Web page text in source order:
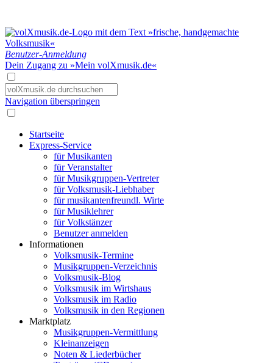
Benutzer-Anmeldung
Dein Zugang zu »Mein volXmusik.de«
Navigation überspringen
Startseite
Express-Service
für Musikanten
für Veranstalter
für Musikgruppen-Vertreter
für Volksmusik-Liebhaber
für musikantenfreundl. Wirte
für Musiklehrer
für Volkstänzer
Benutzer anmelden
Informationen
Volksmusik-Termine
Musikgruppen-Verzeichnis
Volksmusik-Blog
Volksmusik im Wirtshaus
Volksmusik im Radio
Volksmusik in den Regionen
Marktplatz
Musikgruppen-Vermittlung
Kleinanzeigen
Noten & Liederbücher